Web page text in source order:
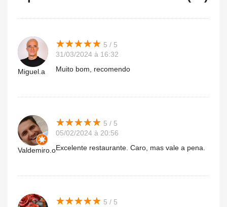
Miguel.a
★★★★★
★★★★★ 5 / 5
31/03/2024 à 16:32
Muito bom, recomendo
Valdemiro.o
★★★★★
★★★★★ 5 / 5
05/02/2024 à 20:56
Excelente restaurante. Caro, mas vale a pena.
★★★★★
★★★★★ 5 / 5